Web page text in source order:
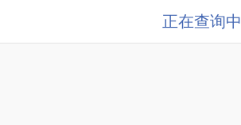
正在查询中